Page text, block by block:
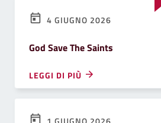
4 GIUGNO 2026
God Save The Saints
LEGGI DI PIÙ